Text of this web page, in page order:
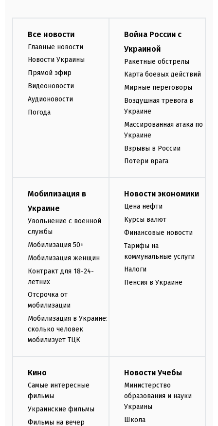
Все новости
Главные новости
Новости Украины
Прямой эфир
Видеоновости
Аудионовости
Погода
Война России с
Украиной
Ракетные обстрелы
Карта боевых действий
Мирные переговоры
Воздушная тревога в
Украине
Массированная атака по
Украине
Взрывы в России
Потери врага
Мобилизация в
Украине
Увольнение с военной
службы
Мобилизация 50+
Мобилизация женщин
Контракт для 18-24-
летних
Отсрочка от
мобилизации
Мобилизация в Украине:
сколько человек
мобилизует ТЦК
Новости экономики
Цена нефти
Курсы валют
Финансовые новости
Тарифы на
коммунальные услуги
Налоги
Пенсия в Украине
Кино
Самые интересные
фильмы
Украинские фильмы
Фильмы на вечер
Новости Учебы
Министерство
образования и науки
Украины
Школа